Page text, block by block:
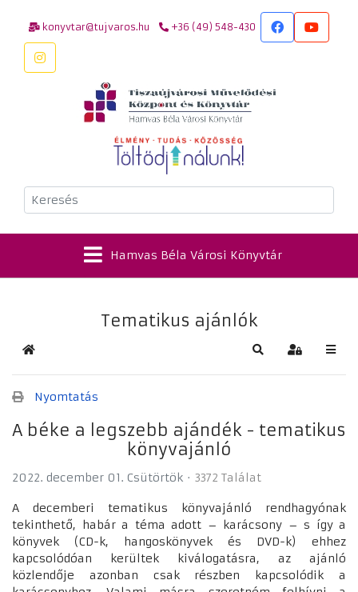
konyvtar@tujvaros.hu +36 (49) 548-430
Keresés
Hamvas Béla Városi Könyvtár
Tematikus ajánlók
Kezdőlap Keresés
Nyomtatás
A béke a legszebb ajándék - tematikus
könyvajánló
2022. december 01. Csütörtök 3372 Találat
A decemberi tematikus könyvajánló rendhagyónak
tekinthető, habár a téma adott – karácsony – s így a
könyvek (CD-k, hangoskönyvek és DVD-k) ehhez
kapcsolódóan kerültek kiválogatásra, az ajánló
közlendője azonban csak részben kapcsolódik a